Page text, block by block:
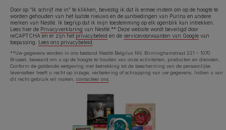
Door op “Ik schrijf me in” te klikken, bevestig ik dat ik ermee instem om op de hoogte te
worden gehouden van het laatste nieuws en de aanbiedingen van Purina en andere
merken van Nestlé. Ik begrijp dat ik mijn toestemming op elk ogenblik kan intrekken.
Lees hier de Privacyverklaring van Nestlé.** Deze website wordt beveiligd door
reCAPTCHA en er zijn het privacybeleid en de servicevoorwaarden van Google van
toepassing. Lees ons privacybeleid
**Uw gegevens worden in ons bestand Nestlé Belgilux NV, Birminghamstraat 221 – 1070
Brussel, bewaard om u op de hoogte te houden van onze activiteiten, producten en diensten.
Conform de geldende wetgeving met betrekking tot de bescherming van de persoonlijke
levenssfeer heeft u recht op inzage, verbetering of schrapping van uw gegevens. Indien u van
dit recht gebruik wil maken, contacteer ons